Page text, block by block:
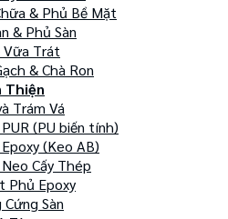
& Phủ Bề Mặt
& Phủ Sàn
Vữa Trát
& Chà Ron
Thiện
Trám Vá
(PU biến tính)
(Keo AB)
Cấy Thép
Phủ Epoxy
Sàn